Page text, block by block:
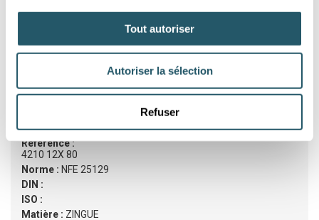
Tout autoriser
Autoriser la sélection
Refuser
Longueur :30
/ cent
Référence :
4210 12X 80
Norme : NFE 25129
DIN :
ISO :
Matière : ZINGUE